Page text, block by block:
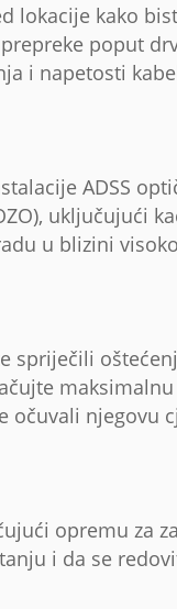
lokacije kako
poput
i napetosti
ADSS
uključujući
u blizini
spriječili
očuvali njegovu
opremu za
i da se